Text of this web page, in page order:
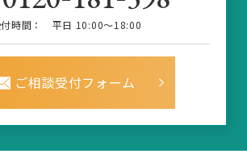
時間： 平日 10:00～18:00
ご相談受付フォーム